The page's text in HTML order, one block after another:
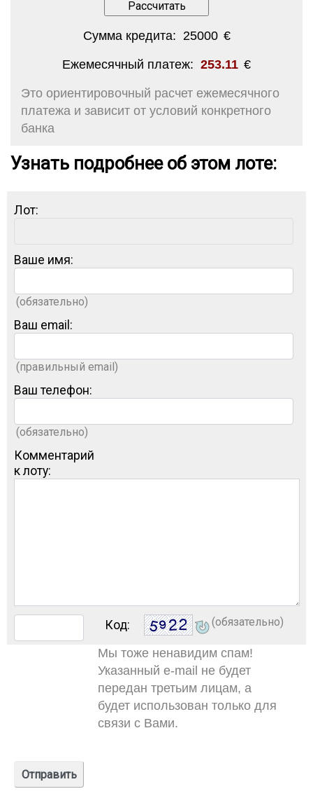
Сумма кредита: 25000 €
Ежемесячный платеж: 253.11 €
Это ориентировочный расчет ежемесячного
платежа и зависит от условий конкретного
банка
Узнать подробнее об этом лоте:
Лот:
Ваше имя:
(обязательно)
Ваш email:
(правильный email)
Ваш телефон:
(обязательно)
Комментарий
к лоту:
Код: (обязательно)
Мы тоже ненавидим спам!
Указанный e-mail не будет
передан третьим лицам, а
будет использован только для
связи с Вами.